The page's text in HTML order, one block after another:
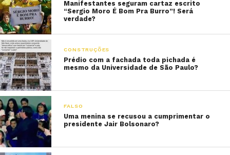
Manifestantes seguram cartaz escrito
“Sergio Moro É Bom Pra Burro”! Será
verdade?
CONSTRUÇÕES
Prédio com a fachada toda pichada é
mesmo da Universidade de São Paulo?
FALSO
Uma menina se recusou a cumprimentar o
presidente Jair Bolsonaro?